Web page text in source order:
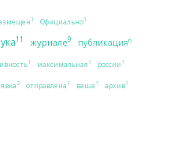
1 Официально1
11 журнале9 публикация6
1 максимальная 1 россии 1
2 отправлена 1 ваша 1 архив1